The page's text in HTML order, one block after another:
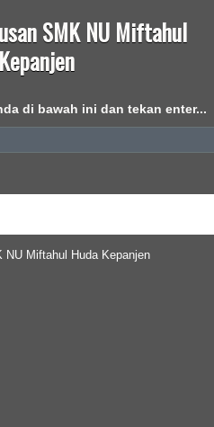
SMK NU Miftahul
di bawah ini dan tekan enter...
NU Miftahul Huda Kepanjen